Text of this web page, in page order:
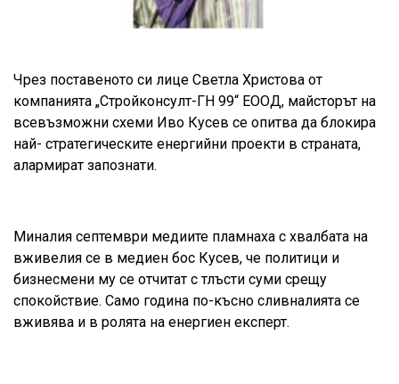
Чрез поставеното си лице Светла Христова от
компанията „Стройконсулт-ГН 99“ ЕООД, майсторът на
всевъзможни схеми Иво Кусев се опитва да блокира
най- стратегическите енергийни проекти в страната,
алармират запознати.
Миналия септември медиите пламнаха с хвалбата на
вживелия се в медиен бос Кусев, че политици и
бизнесмени му се отчитат с тлъсти суми срещу
спокойствие. Само година по-късно сливналията се
вживява и в ролята на енергиен експерт.